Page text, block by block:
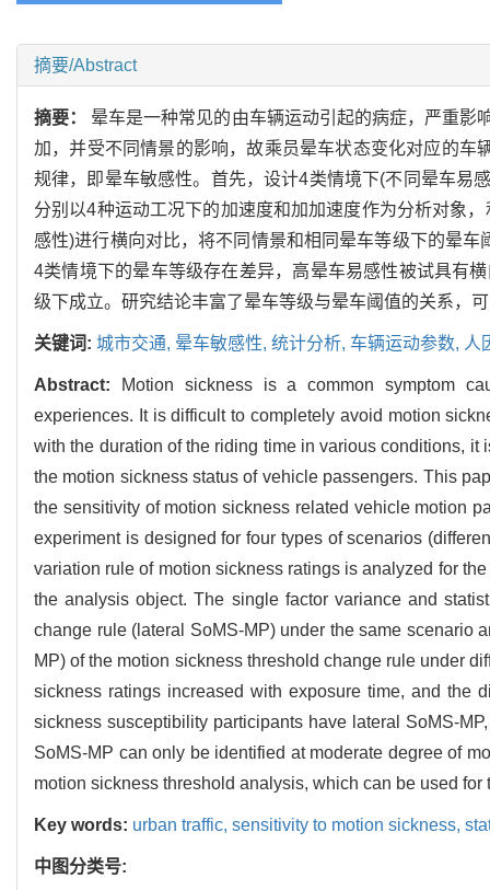
摘要/Abstract
摘要： 晕车是一种常见的由车辆运动引起的病症，严重影
加，并受不同情景的影响，故乘员晕车状态变化对应的
规律，即晕车敏感性。首先，设计4类情境下(不同晕车易
分别以4种运动工况下的加速度和加加速度作为分析对象
感性)进行横向对比，将不同情景和相同晕车等级下的晕
4类情境下的晕车等级存在差异，高晕车易感性被试具有
级下成立。研究结论丰富了晕车等级与晕车阈值的关系，
关键词: 城市交通, 晕车敏感性, 统计分析, 车辆运动参数, 人
Abstract:
Motion sickness is a common symptom
experiences. It is difficult to completely avoid motion
with the duration of the riding time in various conditions,
the motion sickness status of vehicle passengers. This
the sensitivity of motion sickness related vehicle motion
experiment is designed for four types of scenarios
variation rule of motion sickness ratings is analyzed for
the analysis object. The single factor variance and
change rule (lateral SoMS-MP) under the same scenario
MP) of the motion sickness threshold change rule under
sickness ratings increased with exposure time, and the
sickness susceptibility participants have lateral SoMS-
SoMS-MP can only be identified at moderate degree of
motion sickness threshold analysis, which can be used
Key words: urban traffic, sensitivity to motion sickness,
中图分类号: